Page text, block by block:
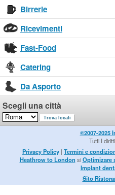
Birrerie
Ricevimenti
Fast-Food
Catering
Da Asporto
Scegli una città
©2007-2025
Tutti I
Privacy Policy | Termini e
Heathrow to London siOptimizare
Implant
Sito